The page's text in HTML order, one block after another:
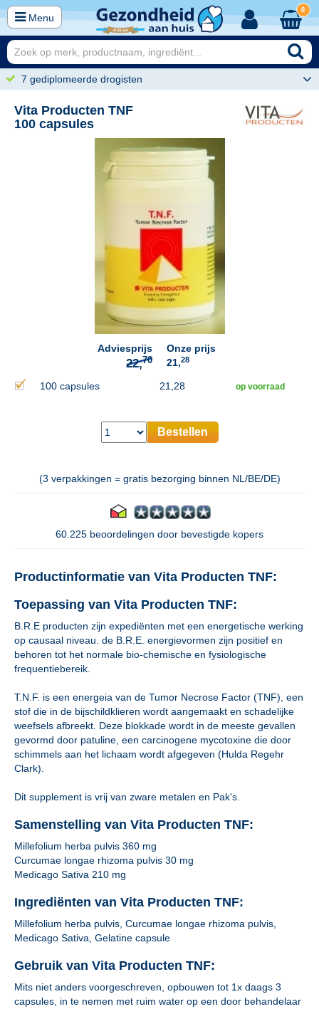
Menu
0
7 gediplomeerde drogisten
Vita Producten TNF
100 capsules
Adviesprijs
22,
Onze prijs
21,28
100 capsules 21,28 op voorraad
Bestellen
(3 verpakkingen = gratis bezorging binnen NL/BE/DE)
60.225 beoordelingen door bevestigde kopers
Productinformatie van Vita Producten TNF:
Toepassing van Vita Producten TNF:
B.R.E producten zijn expediënten met een energetische werking
op causaal niveau. de B.R.E. energievormen zijn positief en
behoren tot het normale bio-chemische en fysiologische
frequentiebereik.
T.N.F. is een energeia van de Tumor Necrose Factor (TNF), een
stof die in de bijschildklieren wordt aangemaakt en schadelijke
weefsels afbreekt. Deze blokkade wordt in de meeste gevallen
gevormd door patuline, een carcinogene mycotoxine die door
schimmels aan het lichaam wordt afgegeven (Hulda Regehr
Clark).
Dit supplement is vrij van zware metalen en Pak's.
Samenstelling van Vita Producten TNF:
Millefolium herba pulvis 360 mg
Curcumae longae rhizoma pulvis 30 mg
Medicago Sativa 210 mg
Ingrediënten van Vita Producten TNF:
Millefolium herba pulvis, Curcumae longae rhizoma pulvis,
Medicago Sativa, Gelatine capsule
Gebruik van Vita Producten TNF:
Mits niet anders voorgeschreven, opbouwen tot 1x daags 3
capsules, in te nemen met ruim water op een door behandelaar